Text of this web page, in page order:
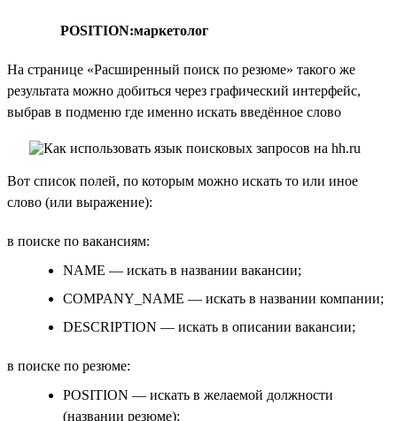
POSITION:маркетолог
На странице «Расширенный поиск по резюме» такого же
результата можно добиться через графический интерфейс,
выбрав в подменю где именно искать введённое слово
Вот список полей, по которым можно искать то или иное
слово (или выражение):
в поиске по вакансиям:
NAME — искать в названии вакансии;
COMPANY_NAME — искать в названии компании;
DESCRIPTION — искать в описании вакансии;
в поиске по резюме:
POSITION — искать в желаемой должности
(названии резюме);